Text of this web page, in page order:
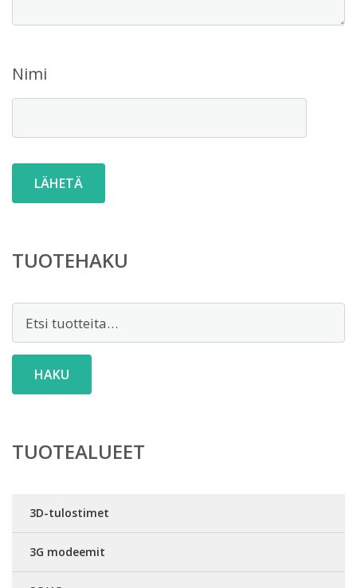
Nimi
TUOTEHAKU
HAKU
TUOTEALUEET
3D-tulostimet
3G modeemit